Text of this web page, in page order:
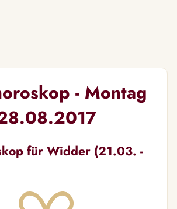
- Montag
für Widder (21.03. -